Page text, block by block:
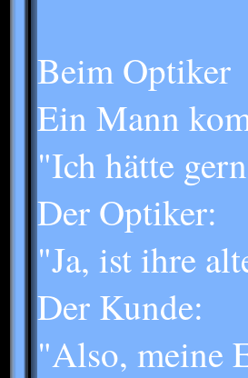
Beim Optiker
Ein Mann
"Ich hätte
Der Optiker:
"Ja, ist ihre
Der Kunde:
"Also, meine